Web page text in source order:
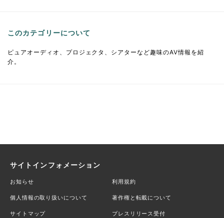
このカテゴリーについて
ピュアオーディオ、プロジェクタ、シアターなど趣味のAV情報を紹
介。
サイトインフォメーション
お知らせ 利用規約
個人情報の取り扱いについて 著作権と転載について
サイトマップ プレスリリース受付